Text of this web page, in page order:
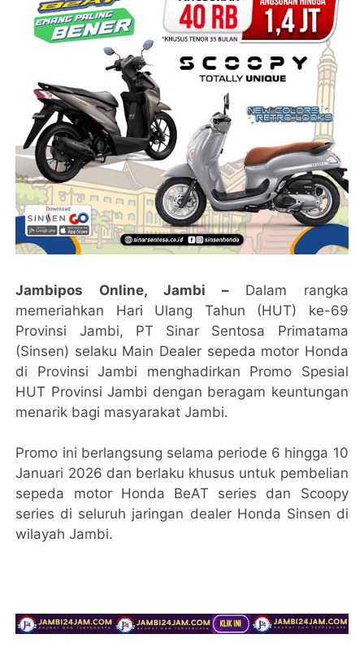
Jambipos Online, Jambi – Dalam rangka
memeriahkan Hari Ulang Tahun (HUT) ke-69
Provinsi Jambi, PT Sinar Sentosa Primatama
(Sinsen) selaku Main Dealer sepeda motor Honda
di Provinsi Jambi menghadirkan Promo Spesial
HUT Provinsi Jambi dengan beragam keuntungan
menarik bagi masyarakat Jambi.
Promo ini berlangsung selama periode 6 hingga 10
Januari 2026 dan berlaku khusus untuk pembelian
sepeda motor Honda BeAT series dan Scoopy
series di seluruh jaringan dealer Honda Sinsen di
wilayah Jambi.